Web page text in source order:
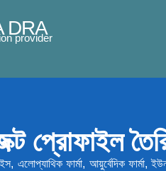
DRA
provider
প্রোফাইল
এলোপ্যাথিক ফার্মা, আয়ুর্বেদিক ফার্মা,